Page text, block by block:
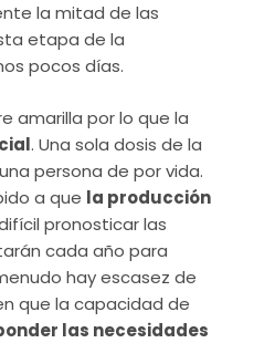
la mitad de las
etapa de la
pocos días.
amarilla por lo que la
. Una sola dosis de la
persona de por vida.
a que la producción
pronosticar las
cada año para
hay escasez de
que la capacidad de
las necesidades